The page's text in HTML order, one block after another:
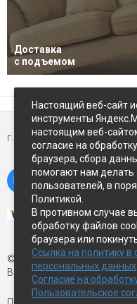
Доставка
с подъемом
г. Петропавловск-
© Экспострой, 2026 г.
Все права защищены
Настоящий веб-сайт
инструменты
настоящим веб-
согласие на
браузера, сбора
помогают нам делать
пользователей, в
Политикой.
В противном случае
обработку файлов
браузера или
Ссылка на политику в
персональных данных
Согласие на
Пользовательское